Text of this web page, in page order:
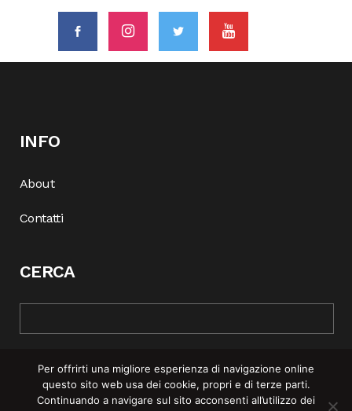
INFO
About
Contatti
CERCA
Per offrirti una migliore esperienza di navigazione online
questo sito web usa dei cookie, propri e di terze parti.
Continuando a navigare sul sito acconsenti all’utilizzo dei